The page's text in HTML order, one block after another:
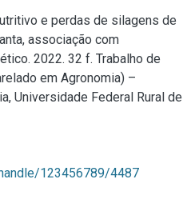
e perdas de silagens de
associação com
2022. 32 f. Trabalho de
em Agronomia) –
Universidade Federal Rural de
123456789/4487